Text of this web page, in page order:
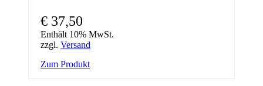
€ 37,50
Enthält 10% MwSt.
zzgl. Versand
Zum Produkt